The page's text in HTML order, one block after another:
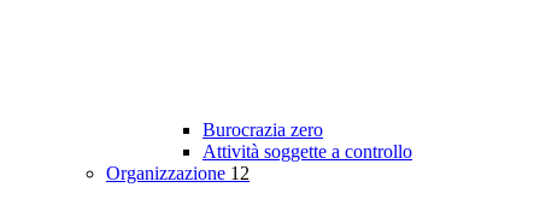
Burocrazia zero
Attività soggette a controllo
Organizzazione 12